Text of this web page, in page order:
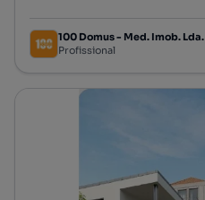
100 Domus - Med. Imob. Lda.
Profissional